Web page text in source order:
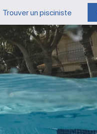
Trouver un pisciniste